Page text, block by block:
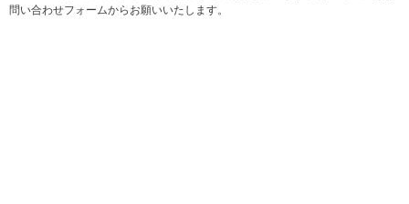
問い合わせフォームからお願いいたします。